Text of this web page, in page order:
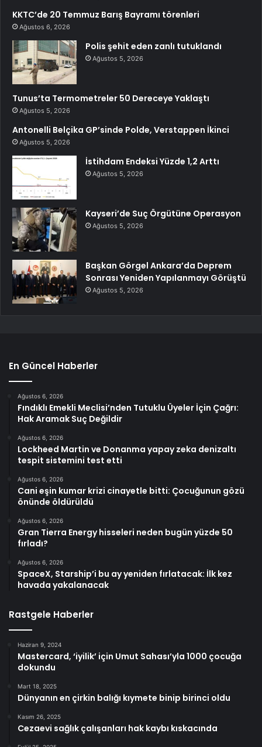
KKTC’de 20 Temmuz Barış Bayramı törenleri
Ağustos 6, 2026
Polis şehit eden zanlı tutuklandı
Ağustos 5, 2026
Tunus’ta Termometreler 50 Dereceye Yaklaştı
Ağustos 5, 2026
Antonelli Belçika GP’sinde Polde, Verstappen İkinci
Ağustos 5, 2026
İstihdam Endeksi Yüzde 1,2 Arttı
Ağustos 5, 2026
Kayseri’de Suç Örgütüne Operasyon
Ağustos 5, 2026
Başkan Görgel Ankara’da Deprem
Sonrası Yeniden Yapılanmayı Görüştü
Ağustos 5, 2026
En Güncel Haberler
Ağustos 6, 2026
Fındıklı Emekli Meclisi’nden Tutuklu Üyeler İçin Çağrı:
Hak Aramak Suç Değildir
Ağustos 6, 2026
Lockheed Martin ve Donanma yapay zeka denizaltı
tespit sistemini test etti
Ağustos 6, 2026
Cani eşin kumar krizi cinayetle bitti: Çocuğunun gözü
önünde öldürüldü
Ağustos 6, 2026
Gran Tierra Energy hisseleri neden bugün yüzde 50
fırladı?
Ağustos 6, 2026
SpaceX, Starship’i bu ay yeniden fırlatacak: İlk kez
havada yakalanacak
Rastgele Haberler
Haziran 9, 2024
Mastercard, ‘iyilik’ için Umut Sahası’yla 1000 çocuğa
dokundu
Mart 18, 2025
Dünyanın en çirkin balığı kıymete binip birinci oldu
Kasım 26, 2025
Cezaevi sağlık çalışanları hak kaybı kıskacında